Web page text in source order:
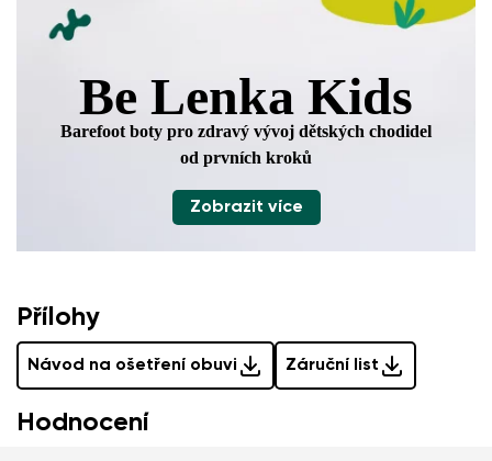
Be Lenka Kids
Barefoot boty pro zdravý vývoj dětských chodidel
od prvních kroků
Zobrazit více
Přílohy
Návod na ošetření obuvi Záruční list
Hodnocení